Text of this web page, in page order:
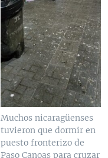
Muchos nicaragüenses
tuvieron que dormir en
puesto fronterizo de
Paso Canoas para cruzar